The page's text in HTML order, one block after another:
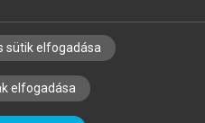
KÖNYVTÁROSOKNAK
ALAPELVEK
sütik elfogadása
elfogadása